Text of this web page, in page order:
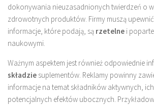
dokonywania nieuzasadnionych twierdzeń o
zdrowotnych produktów. Firmy muszą upewnić
informacje, które podają, są rzetelne i
naukowymi.
Ważnym aspektem jest również odpowiednie
składzie suplementów. Reklamy powinny
informacje na temat składników aktywnych,
potencjalnych efektów ubocznych.